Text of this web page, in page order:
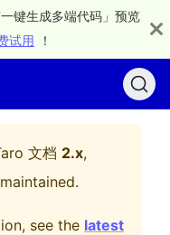
键生成多端代码」预览
试用 ！
文档 2.x,
see the latest